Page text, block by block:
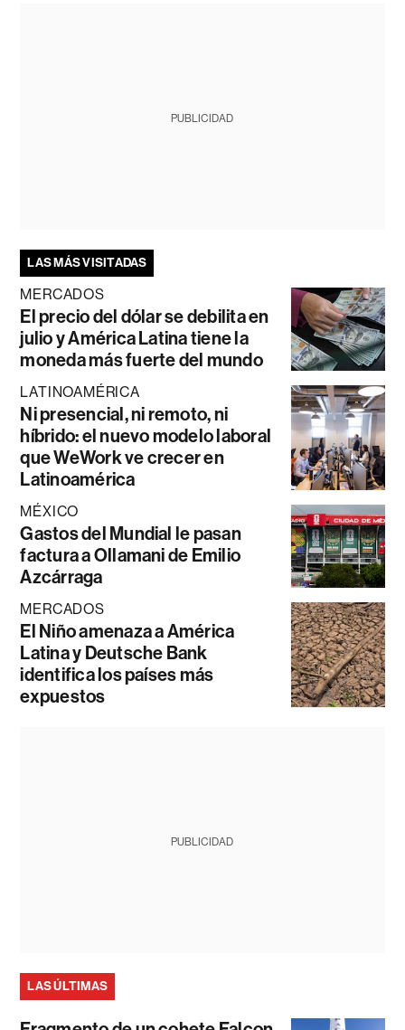
PUBLICIDAD
LAS MÁS VISITADAS
MERCADOS
El precio del dólar se debilita en
julio y América Latina tiene la
moneda más fuerte del mundo
LATINOAMÉRICA
Ni presencial, ni remoto, ni
híbrido: el nuevo modelo laboral
que WeWork ve crecer en
Latinoamérica
MÉXICO
Gastos del Mundial le pasan
factura a Ollamani de Emilio
Azcárraga
MERCADOS
El Niño amenaza a América
Latina y Deutsche Bank
identifica los países más
expuestos
PUBLICIDAD
LAS ÚLTIMAS